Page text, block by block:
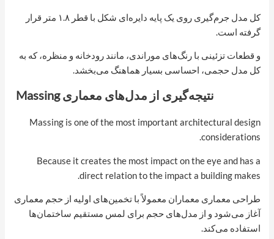
کل مدل جرم‌گیری روی یک پایه دایره‌ای شکل با قطر ۱.۸ متر قرار
گرفته است.
و قطعات تزئینی با رنگ‌های موراندی، مانند رودخانه و منظره، که به
کل مدل حجمی، احساسی بسیار هماهنگ می‌بخشد.
نتیجه‌گیری از مدل‌های معماری Massing
Massing is one of the most important architectural design
considerations.
Because it creates the most impact on the eye and has a
direct relation to the impact a building makes.
طراحی معماری معماران معمولاً با تخمین‌های اولیه از حجم معماری
آغاز می‌شود و از مدل‌های حجم برای لمس مستقیم ساختمان‌ها
استفاده می‌کند.